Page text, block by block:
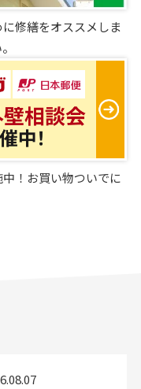
修繕をオススメしま
！お買い物ついでに